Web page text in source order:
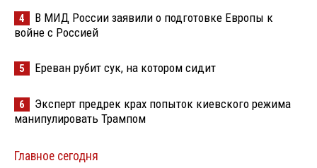
4
В МИД России заявили о подготовке Европы к
войне с Россией
5 Ереван рубит сук, на котором сидит
6
Эксперт предрек крах попыток киевского режима
манипулировать Трампом
Главное сегодня